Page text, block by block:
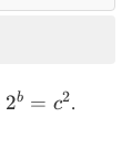
2b = c2.